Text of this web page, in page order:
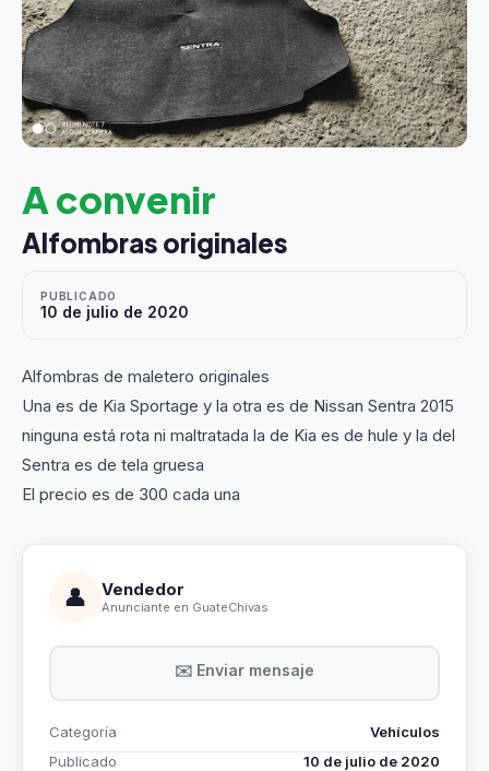
A convenir
Alfombras originales
PUBLICADO
10 de julio de 2020
Alfombras de maletero originales
Una es de Kia Sportage y la otra es de Nissan Sentra 2015
ninguna está rota ni maltratada la de Kia es de hule y la del
Sentra es de tela gruesa
El precio es de 300 cada una
👤 Vendedor
Anunciante en GuateChivas
✉️ Enviar mensaje
Categoría
Vehículos
Publicado
10 de julio de 2020